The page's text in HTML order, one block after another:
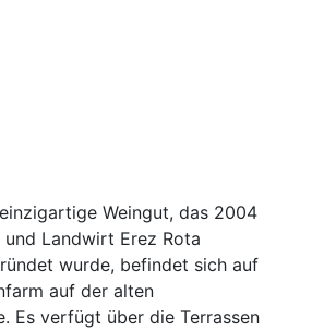
Weingut, das 2004
und Landwirt Erez Rota
wurde, befindet sich auf
auf der alten
Es verfügt über die Terrassen